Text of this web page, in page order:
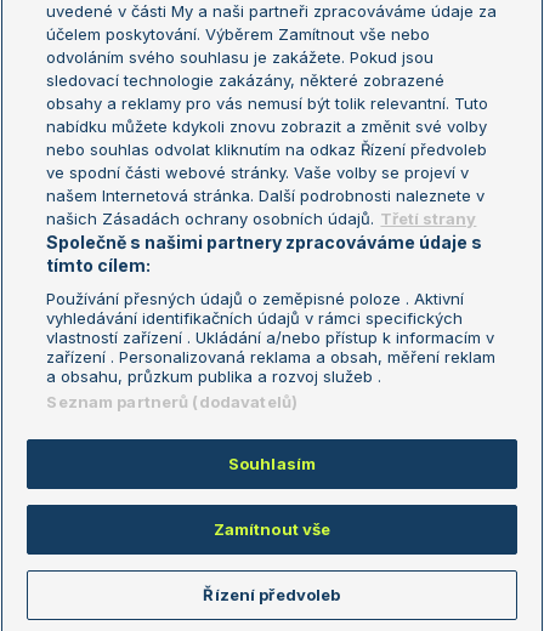
US Open
Turnaj mistrů
Turnaj mistryň
Aktualní trendy
Fotbalové přestupy
Livesport Daily
LS Prague Open
Podmínky užití
Nastavení soukromí
GDPR a žurnalistika
Reklama
Kontakt
Informace o zpracování osobních
údajů
Copyright © 2008-2026 TenisPortal.cz. Využíváme zpravodajství ČTK.
uvedené v části My a naši partneři zpracováváme údaje za
účelem poskytování. Výběrem Zamítnout vše nebo
odvoláním svého souhlasu je zakážete. Pokud jsou
sledovací technologie zakázány, některé zobrazené
obsahy a reklamy pro vás nemusí být tolik relevantní. Tuto
nabídku můžete kdykoli znovu zobrazit a změnit své volby
nebo souhlas odvolat kliknutím na odkaz Řízení předvoleb
ve spodní části webové stránky. Vaše volby se projeví v
našem Internetová stránka. Další podrobnosti naleznete v
našich Zásadách ochrany osobních údajů. Třetí strany
Společně s našimi partnery zpracováváme údaje s
tímto cílem:
Používání přesných údajů o zeměpisné poloze . Aktivní
vyhledávání identifikačních údajů v rámci specifických
vlastností zařízení . Ukládání a/nebo přístup k informacím v
zařízení . Personalizovaná reklama a obsah, měření reklam
a obsahu, průzkum publika a rozvoj služeb .
Seznam partnerů (dodavatelů)
Souhlasím
Zamítnout vše
Řízení předvoleb